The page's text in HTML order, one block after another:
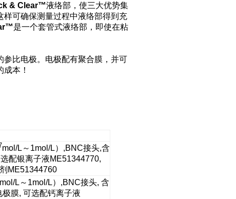
& Clear™液络部，使三大优势集
可确保测量过程中液络部得到充
是一个套管式液络部，即使在粘
参比电极。电极配有聚合膜，并可
本！
mol/L～1mol/L）,BNC接头,含
配银离子液ME51344770,
ME51344760
mol/L～1mol/L）,BNC接头, 含
膜, 可选配钙离子液